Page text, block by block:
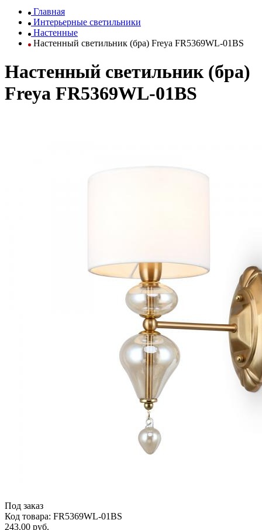
Главная
Интерьерные светильники
Настенные
Настенный светильник (бра) Freya FR5369WL-01BS
Настенный светильник (бра)
Freya FR5369WL-01BS
Под заказ
Код товара: FR5369WL-01BS
243.00 руб.